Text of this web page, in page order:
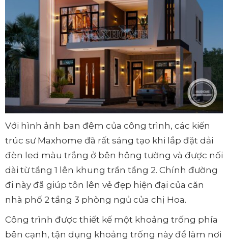
Với hình ảnh ban đêm của công trình, các kiến
trúc sư Maxhome đã rất sáng tạo khi lắp đặt dải
đèn led màu trắng ở bên hông tường và được nối
dài từ tầng 1 lên khung trần tầng 2. Chính đường
đi này đã giúp tôn lên vẻ đẹp hiện đại của căn
nhà phố 2 tầng 3 phòng ngủ của chị Hoa.
Công trình được thiết kế một khoảng trống phía
bên cạnh, tận dụng khoảng trống này để làm nơi